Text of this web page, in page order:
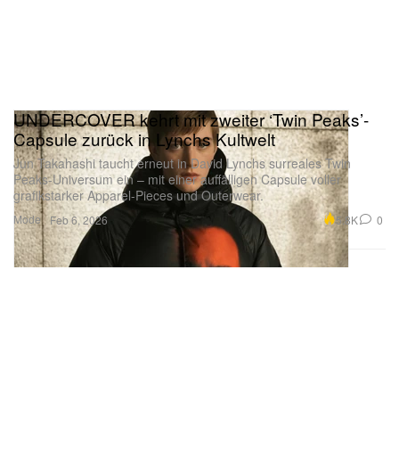
Mode
UNDERCOVER kehrt mit zweiter ‘Twin Peaks’-
Capsule zurück in Lynchs Kultwelt
Jun Takahashi taucht erneut in David Lynchs surreales Twin
Peaks-Universum ein – mit einer auffälligen Capsule voller
grafikstarker Apparel-Pieces und Outerwear.
Feb 6, 2026 5.8K 0